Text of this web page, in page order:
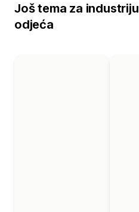
Još tema za industriju
odjeća